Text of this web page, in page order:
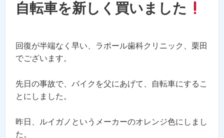
自転車を新しく買いました
回復が半端なく早い、ラポール歯科クリニック、栗田
でございます。
先日の事故で、バイクを父にあげて、自転車にするこ
とにしました。
昨日、ルイガノというメーカーのオレンジ色にしまし
た。